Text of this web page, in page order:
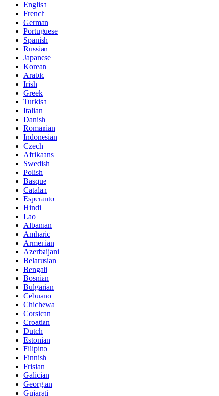
English
French
German
Portuguese
Spanish
Russian
Japanese
Korean
Arabic
Irish
Greek
Turkish
Italian
Danish
Romanian
Indonesian
Czech
Afrikaans
Swedish
Polish
Basque
Catalan
Esperanto
Hindi
Lao
Albanian
Amharic
Armenian
Azerbaijani
Belarusian
Bengali
Bosnian
Bulgarian
Cebuano
Chichewa
Corsican
Croatian
Dutch
Estonian
Filipino
Finnish
Frisian
Galician
Georgian
Gujarati